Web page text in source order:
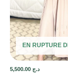
EN RUPTURE
د.ج